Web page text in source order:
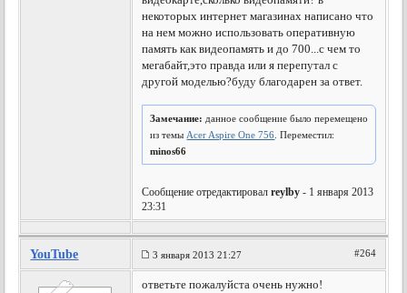
некоторых интернет магазинах написано что
на нем можно использовать оперативную
память как видеопамять и до 700...с чем то
мегабайт,это правда или я перепутал с
другой моделью?буду благодарен за ответ.
Замечание: данное сообщение было перемещено
из темы Acer Aspire One 756 . Переместил:
minos66
Сообщение отредактировалreylby - 1 января 2013
23:31
YouTube 3 января 2013 21:27 #264
ответьте пожалуйста очень нужно!